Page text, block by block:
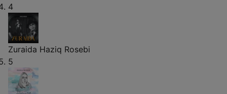
4
Zuraida Haziq Rosebi
5